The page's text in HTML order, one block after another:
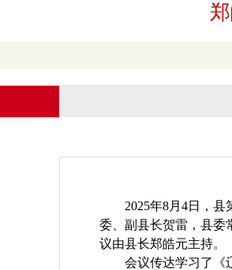
2025年8月4日，
委、副县长贺雷，县委
议由县长郑皓元主持。
会议传达学习了《